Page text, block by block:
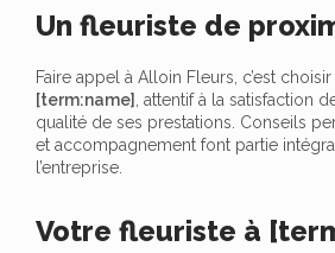
Un fleuriste de
Faire appel à Alloin Fleurs, c’est choisir
[term:name]
, attentif à la satisfaction
qualité de ses prestations. Conseils
et accompagnement font partie
l’entreprise.
Votre fleuriste à